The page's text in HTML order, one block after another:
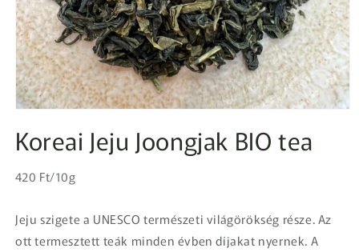
megnyitása
a
párbeszédpanelen
Koreai Jeju Joongjak BIO tea
Normál
Egységár
420 Ft/10g
Jeju szigete a UNESCO természeti világörökség része. Az
ott termesztett teák minden évben díjakat nyernek. A